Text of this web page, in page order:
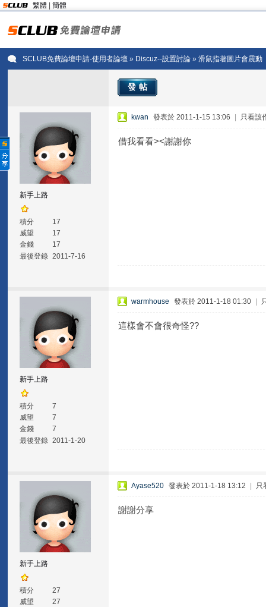
繁體 簡體
SCLUB免費論壇申請-使用者論壇 » Discuz--設置討論 » 滑鼠指著圖片會震動
發帖
新手上路
積分
17
威望
17
金錢
17
最後登錄 2011-7-16
kwan 發表於 2011-1-15 13:06 只看該
借我看看><謝謝你
新手上路
積分
7
威望
7
金錢
7
最後登錄 2011-1-20
warmhouse 發表於 2011-1-18 01:30
這樣會不會很奇怪??
新手上路
積分
27
威望
27
Ayase520 發表於 2011-1-18 13:12 只
謝謝分享